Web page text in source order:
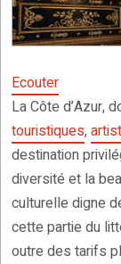
Ecouter
La Côte d’Azur,
touristiques,
destination
diversité et la
culturelle digne
cette partie du
outre des tarifs